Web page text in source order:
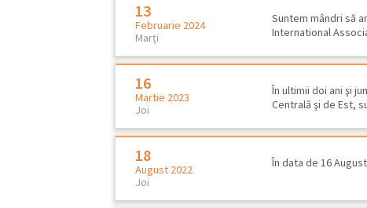
Raport de amplasament -
depozit deşeuri Mavrodin
13
Februarie 2024
Marţi
Suntem mândri să
International
16
Martie 2023
Joi
În ultimii doi ani şi
Centrală şi de Est,
18
August 2022
Joi
În data de 16